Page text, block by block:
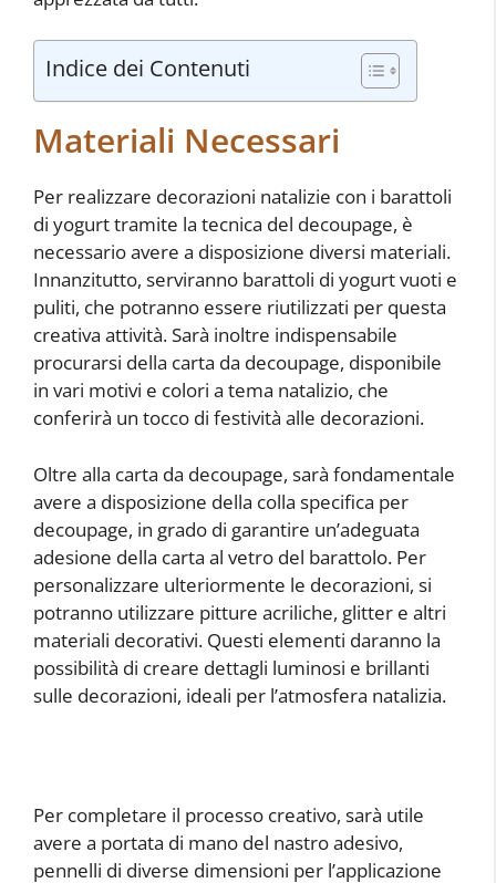
Indice dei Contenuti
Materiali Necessari
Per realizzare decorazioni natalizie con i barattoli
di yogurt tramite la tecnica del decoupage, è
necessario avere a disposizione diversi materiali.
Innanzitutto, serviranno barattoli di yogurt vuoti e
puliti, che potranno essere riutilizzati per questa
creativa attività. Sarà inoltre indispensabile
procurarsi della carta da decoupage, disponibile
in vari motivi e colori a tema natalizio, che
conferirà un tocco di festività alle decorazioni.
Oltre alla carta da decoupage, sarà fondamentale
avere a disposizione della colla specifica per
decoupage, in grado di garantire un’adeguata
adesione della carta al vetro del barattolo. Per
personalizzare ulteriormente le decorazioni, si
potranno utilizzare pitture acriliche, glitter e altri
materiali decorativi. Questi elementi daranno la
possibilità di creare dettagli luminosi e brillanti
sulle decorazioni, ideali per l’atmosfera natalizia.
Per completare il processo creativo, sarà utile
avere a portata di mano del nastro adesivo,
pennelli di diverse dimensioni per l’applicazione